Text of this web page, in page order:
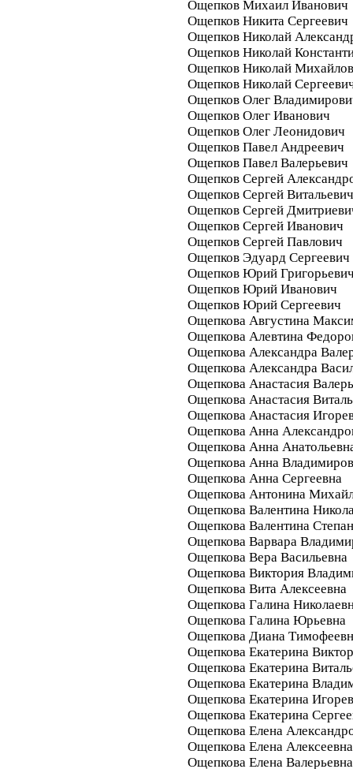
Ощепков Михаил Иванович
Ощепков Никита Сергеевич
Ощепков Николай
Ощепков Николай
Ощепков Николай
Ощепков Николай
Ощепков Олег
Ощепков Олег Иванович
Ощепков Олег Леонидович
Ощепков Павел Андреевич
Ощепков Павел Валерьевич
Ощепков Сергей
Ощепков Сергей Витальевич
Ощепков Сергей
Ощепков Сергей Иванович
Ощепков Сергей Павлович
Ощепков Эдуард Сергеевич
Ощепков Юрий
Ощепков Юрий Иванович
Ощепков Юрий Сергеевич
Ощепкова Августина
Ощепкова Алевтина
Ощепкова Александра
Ощепкова Александра
Ощепкова Анастасия
Ощепкова Анастасия
Ощепкова Анастасия
Ощепкова Анна
Ощепкова Анна
Ощепкова Анна
Ощепкова Анна Сергеевна
Ощепкова Антонина
Ощепкова Валентина
Ощепкова Валентина
Ощепкова Варвара
Ощепкова Вера Васильевна
Ощепкова Виктория
Ощепкова Вита Алексеевна
Ощепкова Галина
Ощепкова Галина Юрьевна
Ощепкова Диана
Ощепкова Екатерина
Ощепкова Екатерина
Ощепкова Екатерина
Ощепкова Екатерина
Ощепкова Екатерина
Ощепкова Елена
Ощепкова Елена Алексеевна
Ощепкова Елена Валерьевна